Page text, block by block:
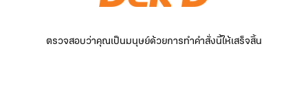
ตรวจสอบว่าคุณเป็นมนุษย์ด้วยการทำคำสั่งนี้ให้เสร็จสิ้น